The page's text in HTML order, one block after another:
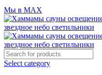
Мы в MAX
Select category